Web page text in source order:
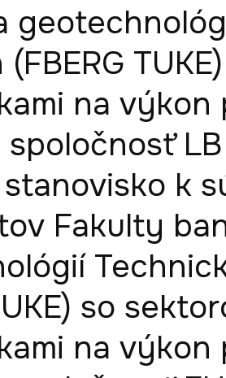
(FBERG
na
k
Fakulty
so
na